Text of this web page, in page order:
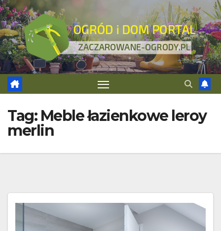
Skip
to
content
Tag: Meble łazienkowe leroy
merlin